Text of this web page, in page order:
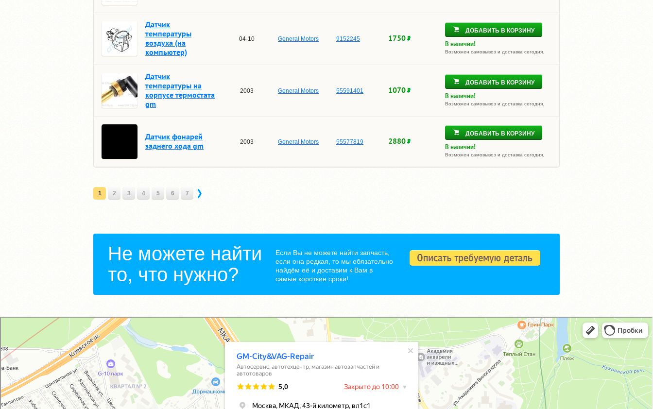
Датчик
температуры
воздуха (на
компьютер)
04-10 General Motors 9152245 1750
ДОБАВИТЬ В КОРЗИНУ
В наличии!
Возможен самовывоз и доставка сегодня.
Датчик
температуры на
корпусе термостата
gm
2003 General Motors 55591401 1070
ДОБАВИТЬ В КОРЗИНУ
В наличии!
Возможен самовывоз и доставка сегодня.
Датчик фонарей
заднего хода gm
2003 General Motors 55577819 2880
ДОБАВИТЬ В КОРЗИНУ
В наличии!
Возможен самовывоз и доставка сегодня.
1 2 3 4 5 6 7
Не можете найти
то, что нужно?
Если Вы не можете найти запчасть,
если она редкая, то мы обязательно
найдём её и доставим к Вам в
самые короткие сроки!
GM-City&VAG-Repair
Автосервис, автотехцентр в Москве
Магазин автозапчастей и автотоваров в Москве